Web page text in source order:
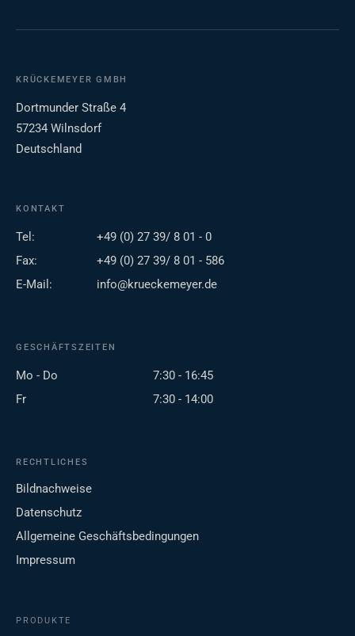
KRÜCKEMEYER GMBH
Dortmunder Straße 4
57234 Wilnsdorf
Deutschland
KONTAKT
Tel:
+49 (0) 27 39/ 8 01 - 0
Fax:
+49 (0) 27 39/ 8 01 - 586
E-Mail:
info@krueckemeyer.de
GESCHÄFTSZEITEN
Mo - Do
7:30 - 16:45
Fr
7:30 - 14:00
RECHTLICHES
Bildnachweise
Datenschutz
Allgemeine Geschäftsbedingungen
Impressum
PRODUKTE